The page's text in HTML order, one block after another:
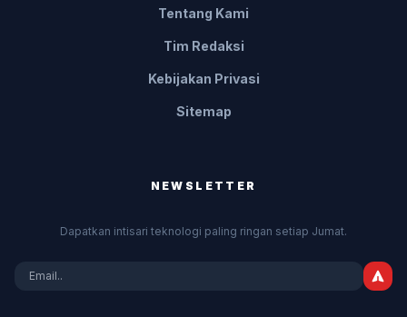
Tentang Kami
Tim Redaksi
Kebijakan Privasi
Sitemap
NEWSLETTER
Dapatkan intisari teknologi paling ringan setiap Jumat.